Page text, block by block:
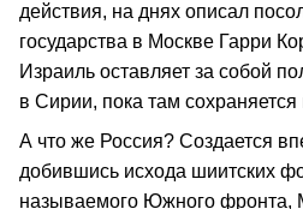
действия, на днях описал
государства в Москве Гарри
Израиль оставляет за собой
в Сирии, пока там
А что же Россия? Создается
добившись исхода шиитских
называемого Южного фронта,